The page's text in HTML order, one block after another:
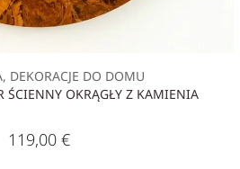
DEKORACJE DO DOMU
ŚCIENNY OKRĄGŁY Z KAMIENIA
119,00 €